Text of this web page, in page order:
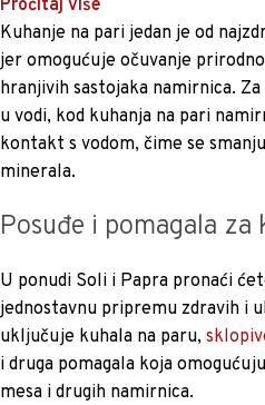
Pročitaj više
Kuhanje na pari jedan je od
jer omogućuje očuvanje
hranjivih sastojaka namirnica.
u vodi, kod kuhanja na pari
kontakt s vodom, čime se
minerala.
Posuđe i pomagala za
U ponudi Soli i Papra pronaći
jednostavnu pripremu zdravih i
uključuje kuhala na paru,
i druga pomagala koja
mesa i drugih namirnica.